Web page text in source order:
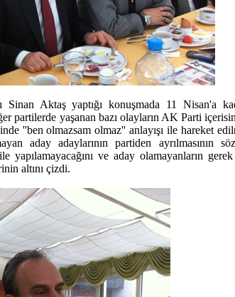
Sinan Aktaş yaptığı konuşmada 11 Nisan'a
partilerde yaşanan bazı olayların AK Parti
''ben olmazsam olmaz'' anlayışı ile hareket
aday adaylarının partiden ayrılmasının
yapılamayacağını ve aday olamayanların
altını çizdi.